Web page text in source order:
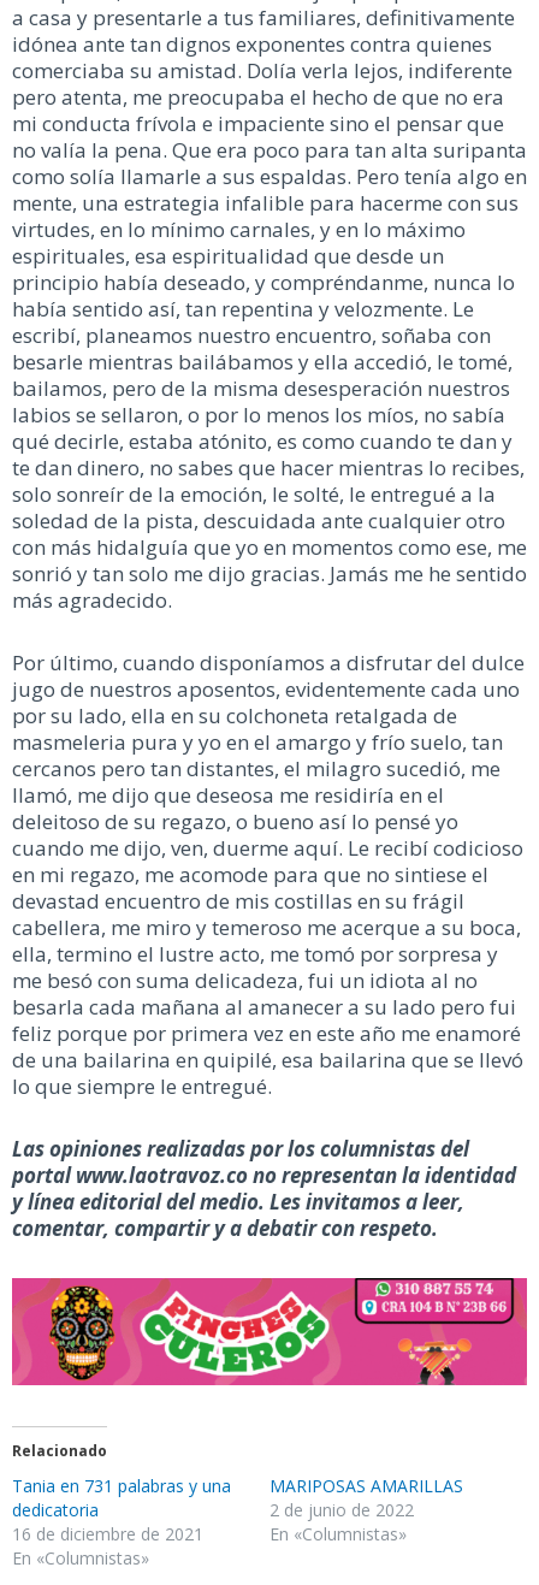
a casa y presentarle a tus familiares, definitivamente
idónea ante tan dignos exponentes contra quienes
comerciaba su amistad. Dolía verla lejos, indiferente
pero atenta, me preocupaba el hecho de que no era
mi conducta frívola e impaciente sino el pensar que
no valía la pena. Que era poco para tan alta suripanta
como solía llamarle a sus espaldas. Pero tenía algo en
mente, una estrategia infalible para hacerme con sus
virtudes, en lo mínimo carnales, y en lo máximo
espirituales, esa espiritualidad que desde un
principio había deseado, y compréndanme, nunca lo
había sentido así, tan repentina y velozmente. Le
escribí, planeamos nuestro encuentro, soñaba con
besarle mientras bailábamos y ella accedió, le tomé,
bailamos, pero de la misma desesperación nuestros
labios se sellaron, o por lo menos los míos, no sabía
qué decirle, estaba atónito, es como cuando te dan y
te dan dinero, no sabes que hacer mientras lo recibes,
solo sonreír de la emoción, le solté, le entregué a la
soledad de la pista, descuidada ante cualquier otro
con más hidalguía que yo en momentos como ese, me
sonrió y tan solo me dijo gracias. Jamás me he sentido
más agradecido.
Por último, cuando disponíamos a disfrutar del dulce
jugo de nuestros aposentos, evidentemente cada uno
por su lado, ella en su colchoneta retalgada de
masmeleria pura y yo en el amargo y frío suelo, tan
cercanos pero tan distantes, el milagro sucedió, me
llamó, me dijo que deseosa me residiría en el
deleitoso de su regazo, o bueno así lo pensé yo
cuando me dijo, ven, duerme aquí. Le recibí codicioso
en mi regazo, me acomode para que no sintiese el
devastad encuentro de mis costillas en su frágil
cabellera, me miro y temeroso me acerque a su boca,
ella, termino el lustre acto, me tomó por sorpresa y
me besó con suma delicadeza, fui un idiota al no
besarla cada mañana al amanecer a su lado pero fui
feliz porque por primera vez en este año me enamoré
de una bailarina en quipilé, esa bailarina que se llevó
lo que siempre le entregué.
Las opiniones realizadas por los columnistas del
portal www.laotravoz.co no representan la identidad
y línea editorial del medio. Les invitamos a leer,
comentar, compartir y a debatir con respeto.
Relacionado
Tania en 731 palabras y una
dedicatoria
16 de diciembre de 2021
En «Columnistas»
MARIPOSAS AMARILLAS
2 de junio de 2022
En «Columnistas»